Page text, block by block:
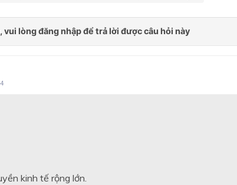
kinh tế rộng lớn.